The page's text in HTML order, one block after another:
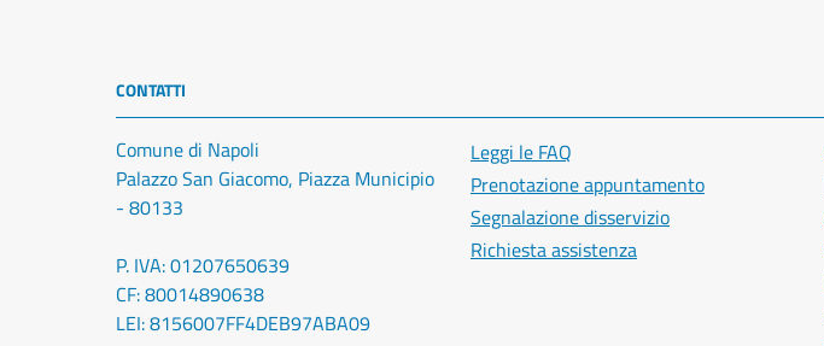
CONTATTI
Comune di Napoli
Palazzo San Giacomo, Piazza Municipio
- 80133
P. IVA: 01207650639
CF: 80014890638
LEI: 8156007FF4DEB97ABA09
Leggi le FAQ
Prenotazione appuntamento
Segnalazione disservizio
Richiesta assistenza